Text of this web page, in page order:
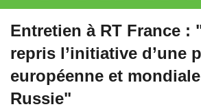
Entretien à RT France :
repris l’initiative d’une
européenne et
Russie"